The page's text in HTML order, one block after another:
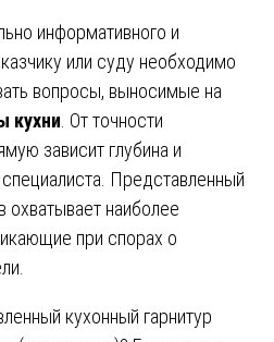
информативного и
или суду необходимо
вопросы, выносимые на
кухни . От точности
зависит глубина и
Представленный
охватывает наиболее
при спорах о
кухонный гарнитур